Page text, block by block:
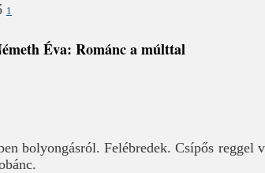
1
Éva: Románc a múlttal
bolyongásról. Felébredek. Csípős